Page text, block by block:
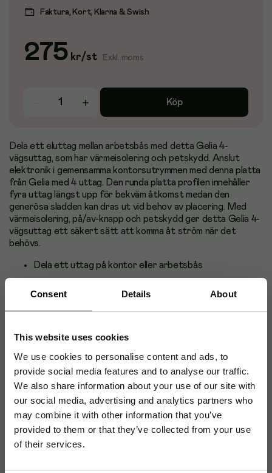
Consent Details About
This website uses cookies
We use cookies to personalise content and ads, to
provide social media features and to analyse our traffic.
We also share information about your use of our site with
our social media, advertising and analytics partners who
may combine it with other information that you’ve
provided to them or that they’ve collected from your use
of their services.
Faktura, Kort, Klarna & Swish
275 kr/st Exkl. moms
Köp
Dela ett eluttag mellan arbetsbås med detta Gelia 4-
vägsuttag, som har värmeisolering och petskydd. Anslut
elektronik i gemensamma kontorsutrymmen med denna platta
från Gelia med 4 uttag. Den runda platta profilen innehåller
fyra uttag längst upp för bekväm åtkomst medan den
generösa sladden kan dras ut vid behov av placering. Med
värmeisolering, på/av-knapp och petskydd ger detta Gelia 4-
vägsuttag ett säkert sätt att komma åt ström när det
behövs.
Dela ett uttag på kontor eller arbetsbås
Jordat eluttag med 5 m sladd
Artikelnummer : 871281
Originalnummer: 09.0009205
EAN: 7318270092056